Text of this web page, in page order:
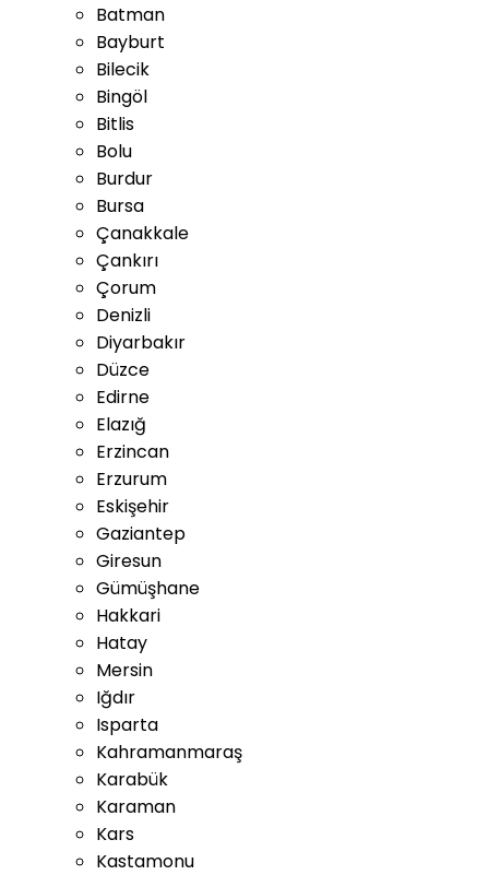
Batman
Bayburt
Bilecik
Bingöl
Bitlis
Bolu
Burdur
Bursa
Çanakkale
Çankırı
Çorum
Denizli
Diyarbakır
Düzce
Edirne
Elazığ
Erzincan
Erzurum
Eskişehir
Gaziantep
Giresun
Gümüşhane
Hakkari
Hatay
Mersin
Iğdır
Isparta
Kahramanmaraş
Karabük
Karaman
Kars
Kastamonu